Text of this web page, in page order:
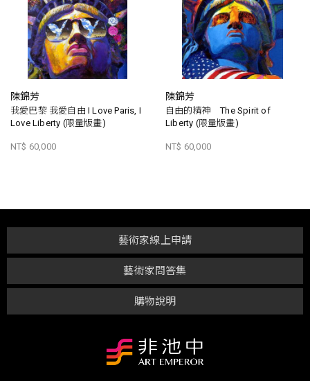
陳錦芳
我愛巴黎 我愛自由 I Love Paris, I
Love Liberty (限量版畫)
NT$ 60,000
陳錦芳
自由的精神 The Spirit of
Liberty (限量版畫)
NT$ 60,000
購物說明
藝術家問答集
藝術家線上申請